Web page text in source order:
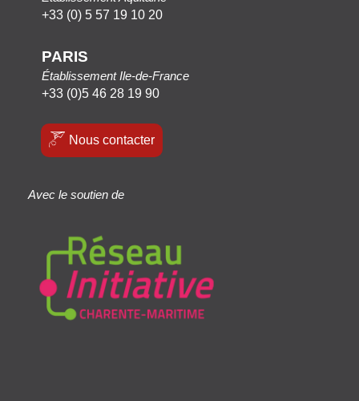
+33 (0) 5 57 19 10 20
PARIS
Établissement Ile-de-France
+33 (0)5 46 28 19 90
Nous contacter
Avec le soutien de